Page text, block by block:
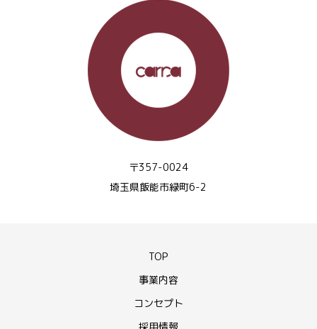
〒357-0024
埼玉県飯能市緑町6-2
TOP
事業内容
コンセプト